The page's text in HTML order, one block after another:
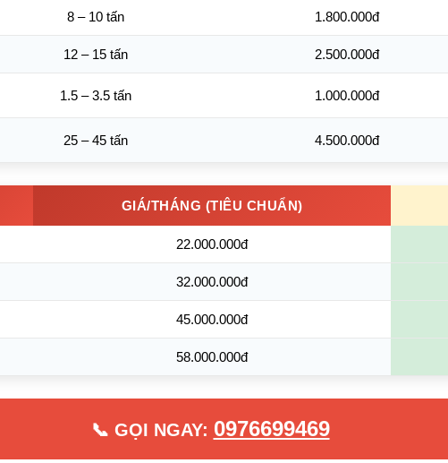
8 – 10 tấn 1.800.000đ
12 – 15 tấn 2.500.000đ
1.5 – 3.5 tấn 1.000.000đ
25 – 45 tấn 4.500.000đ
GIÁ/THÁNG (TIÊU CHUẨN)
22.000.000đ
32.000.000đ
45.000.000đ
58.000.000đ
📞 GỌI NGAY: 0976699469